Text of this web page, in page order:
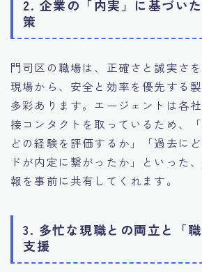
2. 企業の「内実」に基づい
策
門司区の職場は、正確さと誠実さ
現場から、安全と効率を優先する
多彩あります。エージェントは各
接コンタクトを取っているため、
どの経験を評価するか」「過去に
ドが内定に繋がったか」といった
報を事前に共有してくれます。
3. 多忙な現職との両立と「
支援